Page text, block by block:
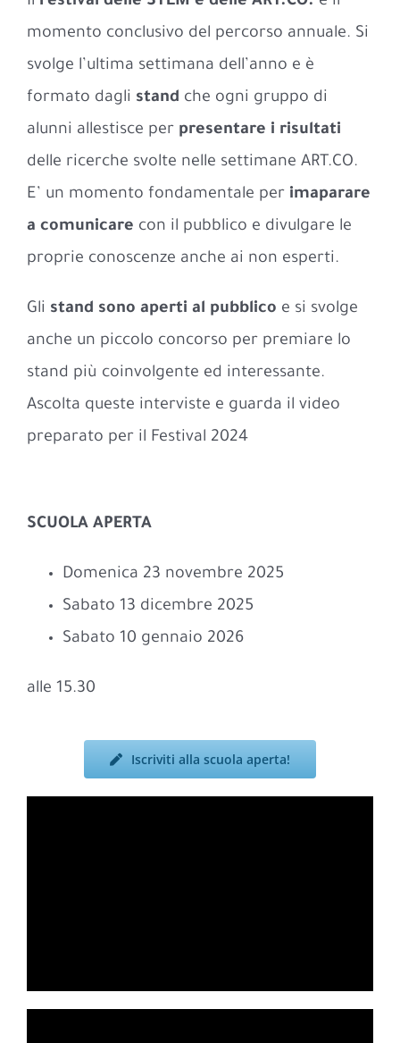
momento conclusivo del percorso annuale. Si
svolge l’ultima settimana dell’anno e è
formato dagli stand che ogni gruppo di
alunni allestisce per presentare i risultati
delle ricerche svolte nelle settimane ART.CO.
E’ un momento fondamentale per imaparare
a comunicare con il pubblico e divulgare le
proprie conoscenze anche ai non esperti.
Gli stand sono aperti al pubblico e si svolge
anche un piccolo concorso per premiare lo
stand più coinvolgente ed interessante.
Ascolta queste interviste e guarda il video
preparato per il Festival 2024
SCUOLA APERTA
Domenica 23 novembre 2025
Sabato 13 dicembre 2025
Sabato 10 gennaio 2026
alle 15.30
Iscriviti alla scuola aperta!